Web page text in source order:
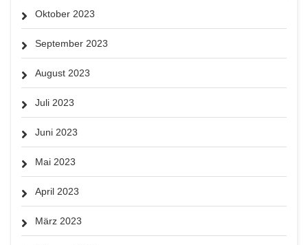
Oktober 2023
September 2023
August 2023
Juli 2023
Juni 2023
Mai 2023
April 2023
März 2023